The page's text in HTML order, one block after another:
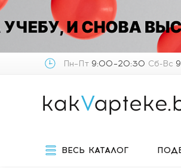
Пн–Пт9:00–20:30 Сб-Вс
ВЕСЬ КАТАЛОГ